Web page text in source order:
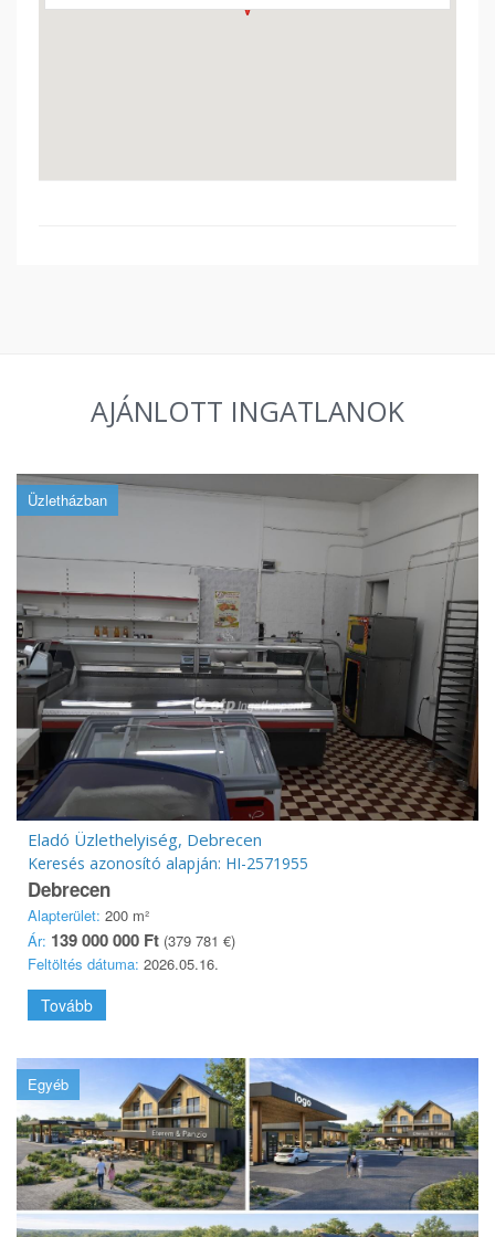
AJÁNLOTT INGATLANOK
Üzletházban
Eladó Üzlethelyiség, Debrecen
Keresés azonosító alapján: HI-2571955
Debrecen
Alapterület: 200 m²
Ár: 139 000 000 Ft (379 781 €)
Feltöltés dátuma: 2026.05.16.
Tovább
Egyéb